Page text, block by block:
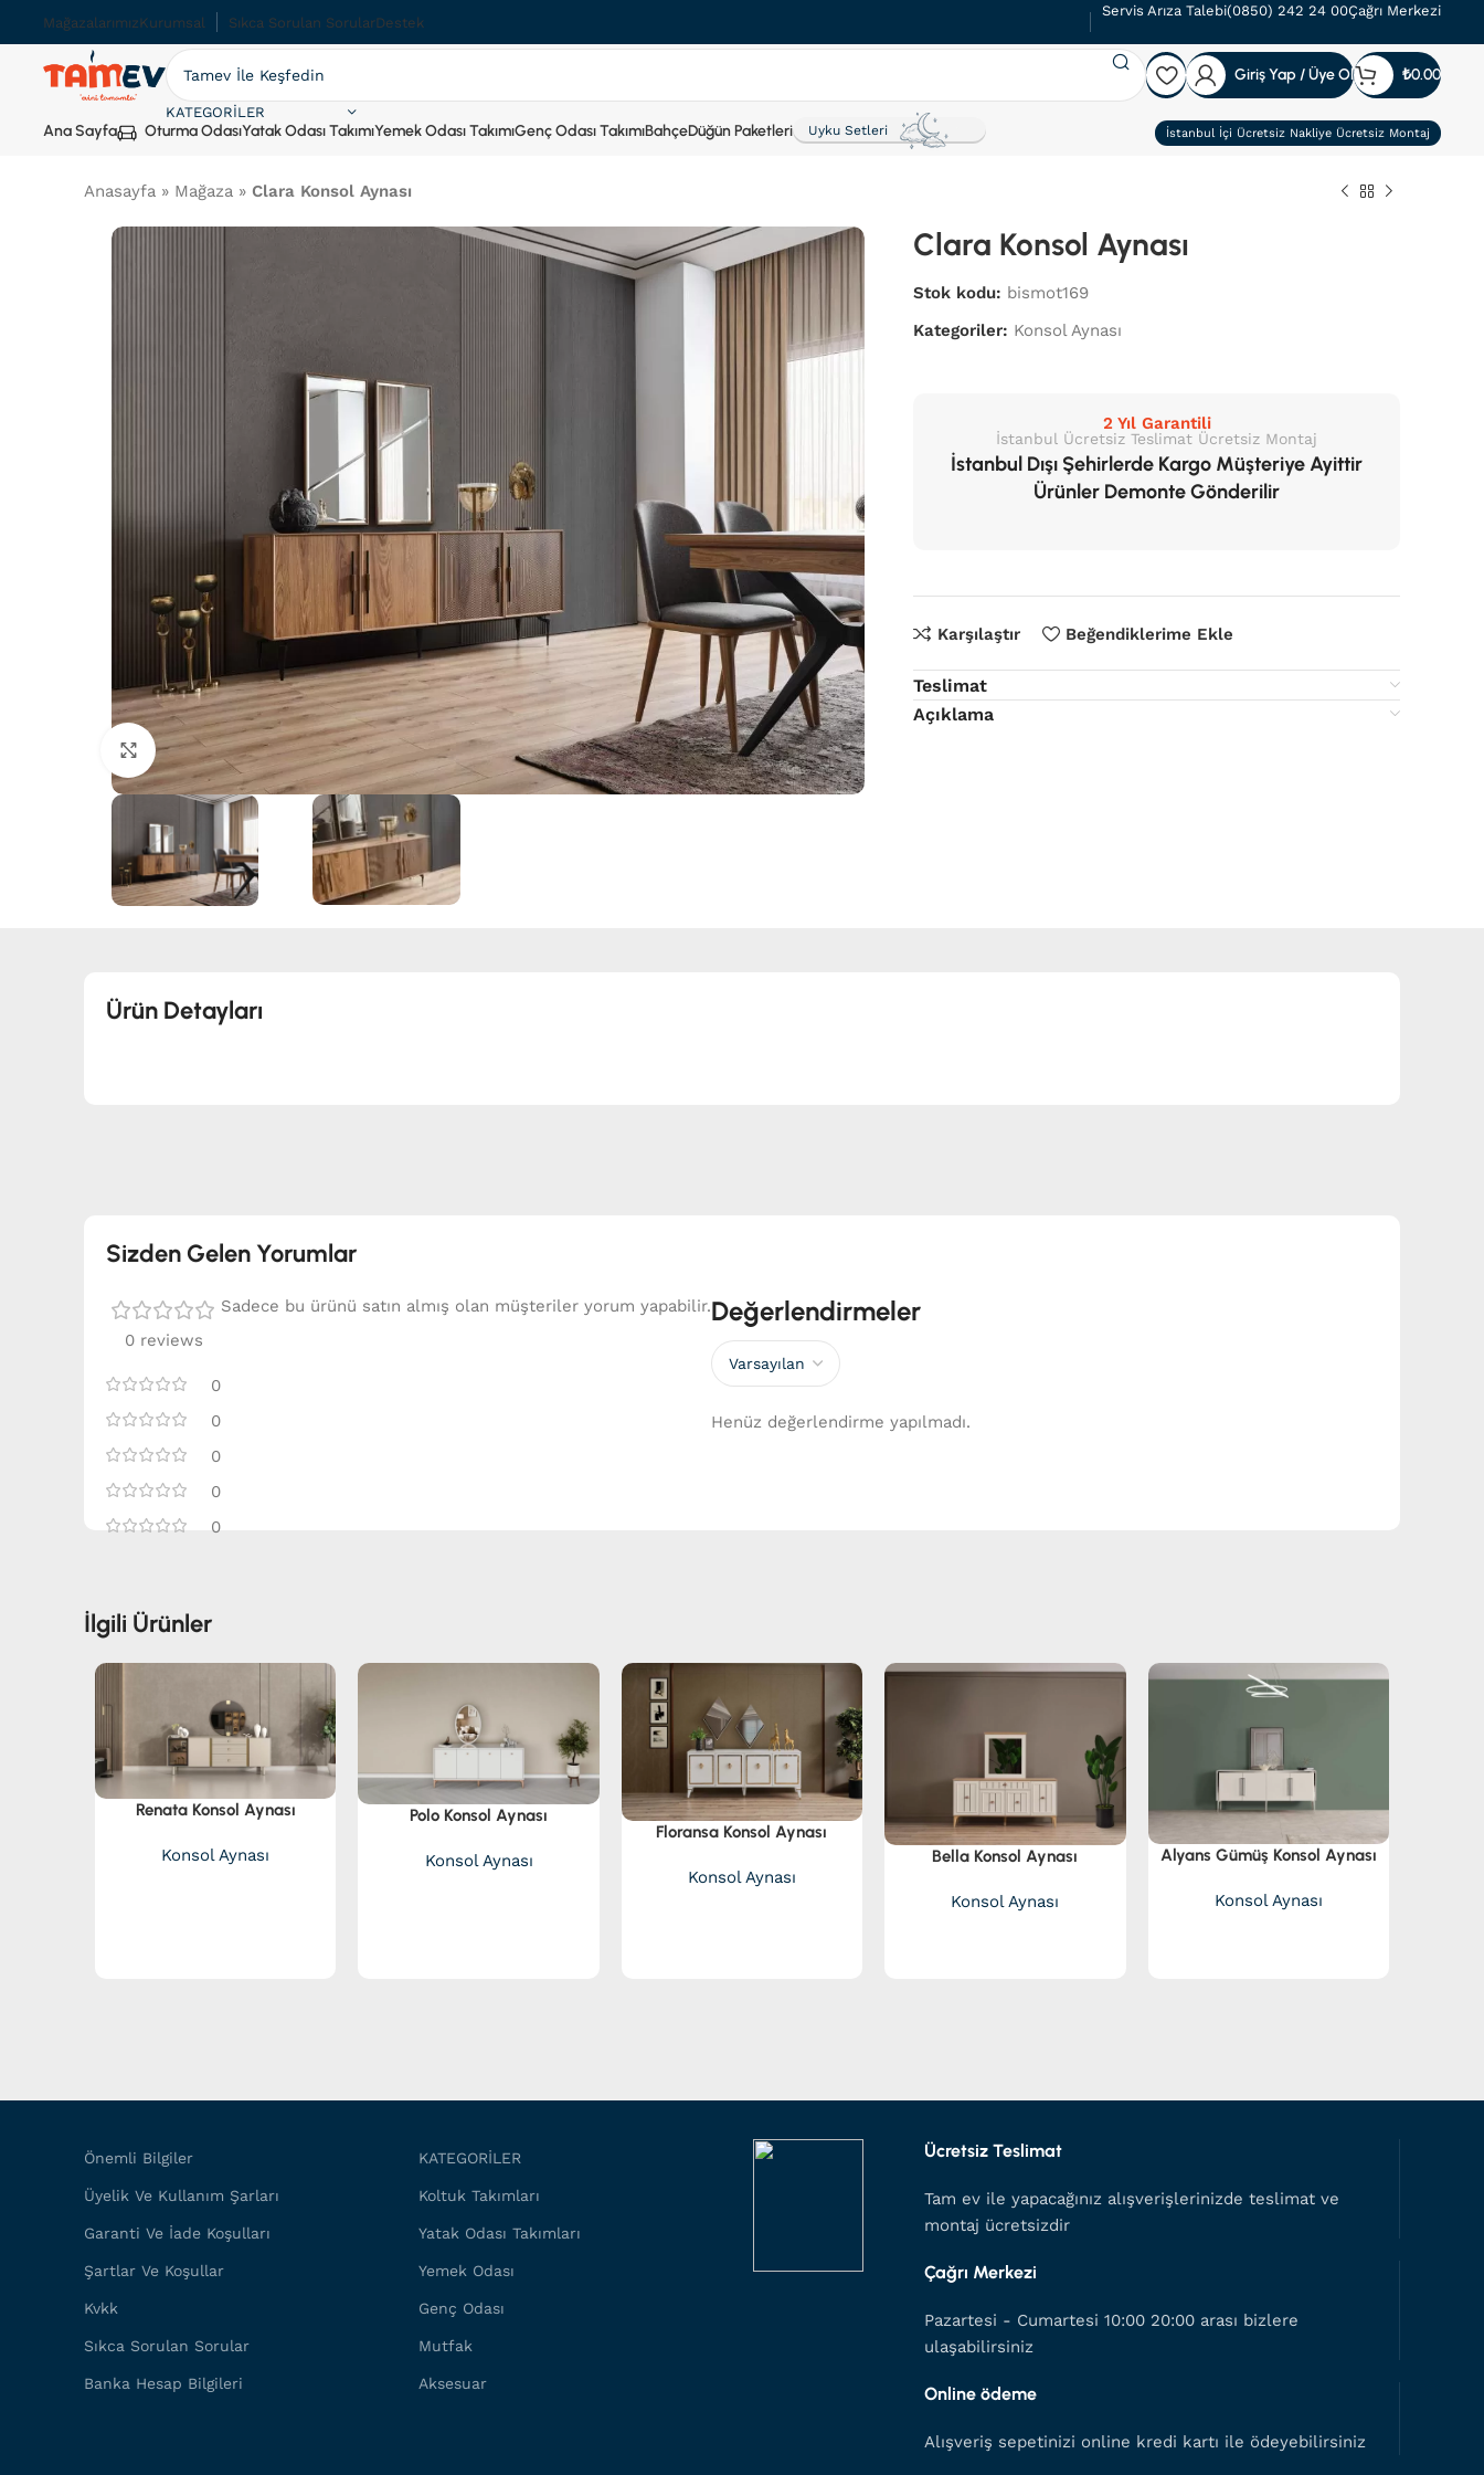
MağazalarımızKurumsal Sıkca Sorulan SorularDestek
Servis Arıza Talebi(0850) 242 24 00Çağrı Merkezi
KATEGORILER
Giriş Yap / Üye Ol ₺0.00
Ana Sayfa Oturma OdasıYatak Odası TakımıYemek Odası TakımıGenç Odası TakımıBahçeDüğün Paketleri Uyku Setleri İstanbul İçi Ücretsiz Nakliye Ücretsiz Montaj
Anasayfa » Mağaza » Clara Konsol Aynası
Büyütmek İçin Tıklayın
Clara Konsol Aynası
Stok kodu: bismot169
Kategoriler: Konsol Aynası
2 Yıl Garantili
İstanbul Ücretsiz Teslimat Ücretsiz Montaj
İstanbul Dışı Şehirlerde Kargo Müşteriye Ayittir
Ürünler Demonte Gönderilir
Karşılaştır Beğendiklerime Ekle
Teslimat
Açıklama
Ürün Detayları
Sizden Gelen Yorumlar
0 reviews
0
0
0
0
0
Değerlendirmeler
Henüz değerlendirme yapılmadı.
Sadece bu ürünü satın almış olan müşteriler yorum yapabilir.
İlgili Ürünler
Renata Konsol Aynası
Konsol Aynası
Polo Konsol Aynası
Konsol Aynası
Floransa Konsol Aynası
Konsol Aynası
Bella Konsol Aynası
Konsol Aynası
Alyans Gümüş Konsol Aynası
Konsol Aynası
Önemli Bilgiler
Üyelik Ve Kullanım Şarları
Garanti Ve İade Koşulları
Şartlar Ve Koşullar
Kvkk
Sıkca Sorulan Sorular
Banka Hesap Bilgileri
KATEGORİLER
Koltuk Takımları
Yatak Odası Takımları
Yemek Odası
Genç Odası
Mutfak
Aksesuar
Ücretsiz Teslimat
Tam ev ile yapacağınız alışverişlerinizde teslimat ve
montaj ücretsizdir
Çağrı Merkezi
Pazartesi - Cumartesi 10:00 20:00 arası bizlere
ulaşabilirsiniz
Online ödeme
Alışveriş sepetinizi online kredi kartı ile ödeyebilirsiniz